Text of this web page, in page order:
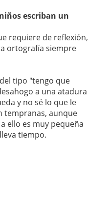
escriban un
requiere de reflexión,
ortografía siempre
tipo "tengo que
a una atadura
y no sé lo que le
tempranas, aunque
ello es muy pequeña
tiempo.